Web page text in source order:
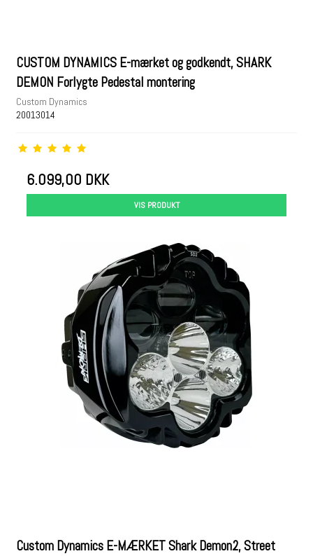
CUSTOM DYNAMICS E-mærket og godkendt, SHARK
DEMON Forlygte Pedestal montering
Custom Dynamics
20013014
6.099,00 DKK
VIS PRODUKT
Custom Dynamics E-MÆRKET Shark Demon2, Street